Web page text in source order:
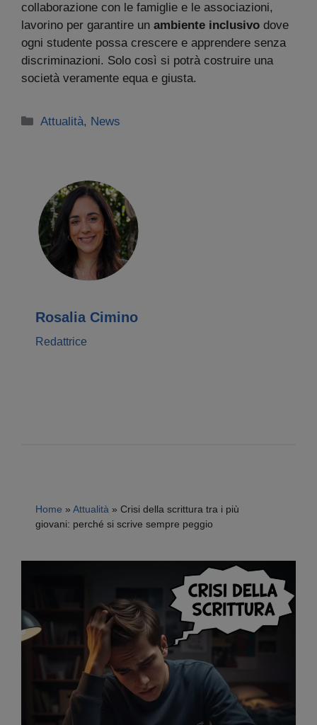
collaborazione con le famiglie e le associazioni,
lavorino per garantire un ambiente inclusivo dove
ogni studente possa crescere e apprendere senza
discriminazioni. Solo così si potrà costruire una
società veramente equa e giusta.
Categorie
Attualità, News
Rosalia Cimino
Redattrice
Home » Attualità » Crisi della scrittura tra i più
giovani: perché si scrive sempre peggio